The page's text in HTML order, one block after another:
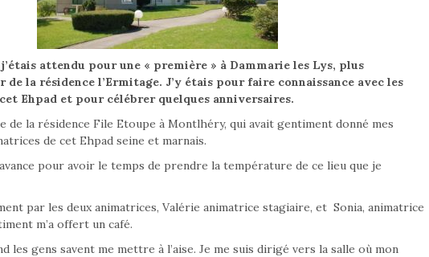
attendu pour une « première » à Dammarie les Lys, plus
de la résidence l’Ermitage. J’y étais pour faire connaissance avec les
Ehpad et pour célébrer quelques anniversaires.
de la résidence File Etoupe à Montlhéry, qui avait gentiment donné mes
de cet Ehpad seine et marnais.
pour avoir le temps de prendre la température de ce lieu que je
par les deux animatrices, Valérie animatrice stagiaire, et Sonia, animatrice
m’a offert un café.
les gens savent me mettre à l’aise. Je me suis dirigé vers la salle où mon